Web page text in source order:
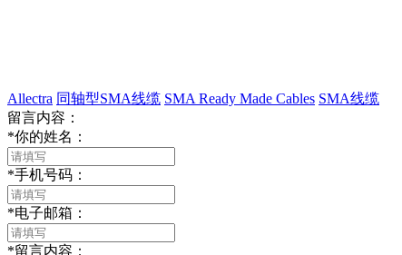
Allectra 同轴型SMA线缆 SMA Ready Made Cables SMA线缆
留言内容：
*你的姓名：
*手机号码：
*电子邮箱：
*留言内容：